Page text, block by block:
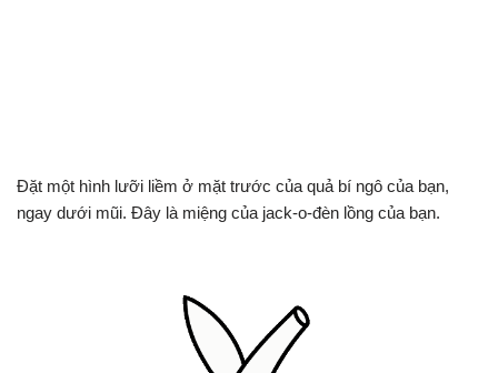
Đặt một hình lưỡi liềm ở mặt trước của quả bí ngô của bạn,
ngay dưới mũi. Đây là miệng của jack-o-đèn lồng của bạn.